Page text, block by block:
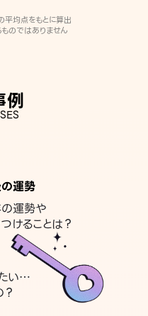
均点をもとに算出
のではありません
例
運勢
運勢や
けることは？
い…